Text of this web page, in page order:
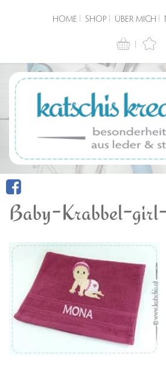
HOME SHOP ÜBER MICH
Baby-Krabbel-